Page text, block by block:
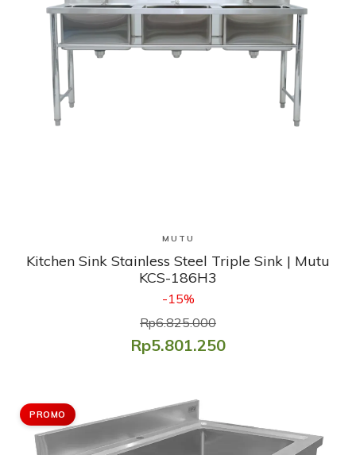
Lihat Produk
MUTU
Kitchen Sink Stainless Steel Triple Sink | Mutu
KCS-186H3
-15%
Rp6.825.000
Rp5.801.250
PROMO